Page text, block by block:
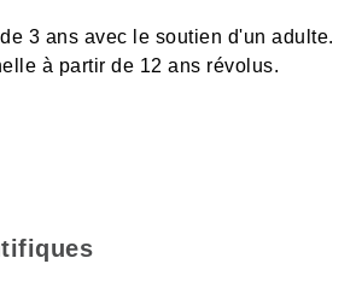
3 ans avec le soutien d'un adulte.
à partir de 12 ans révolus.